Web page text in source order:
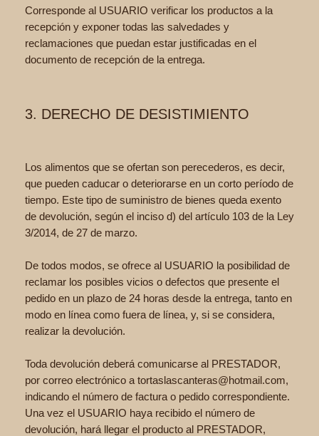
Corresponde al USUARIO verificar los productos a la
recepción y exponer todas las salvedades y
reclamaciones que puedan estar justificadas en el
documento de recepción de la entrega.
3. DERECHO DE DESISTIMIENTO
Los alimentos que se ofertan son perecederos, es decir,
que pueden caducar o deteriorarse en un corto período de
tiempo. Este tipo de suministro de bienes queda exento
de devolución, según el inciso d) del artículo 103 de la Ley
3/2014, de 27 de marzo.
De todos modos, se ofrece al USUARIO la posibilidad de
reclamar los posibles vicios o defectos que presente el
pedido en un plazo de 24 horas desde la entrega, tanto en
modo en línea como fuera de línea, y, si se considera,
realizar la devolución.
Toda devolución deberá comunicarse al PRESTADOR,
por correo electrónico a tortaslascanteras@hotmail.com,
indicando el número de factura o pedido correspondiente.
Una vez el USUARIO haya recibido el número de
devolución, hará llegar el producto al PRESTADOR,